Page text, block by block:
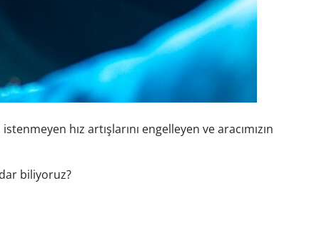
hız artışlarını engelleyen ve aracımızın
biliyoruz?